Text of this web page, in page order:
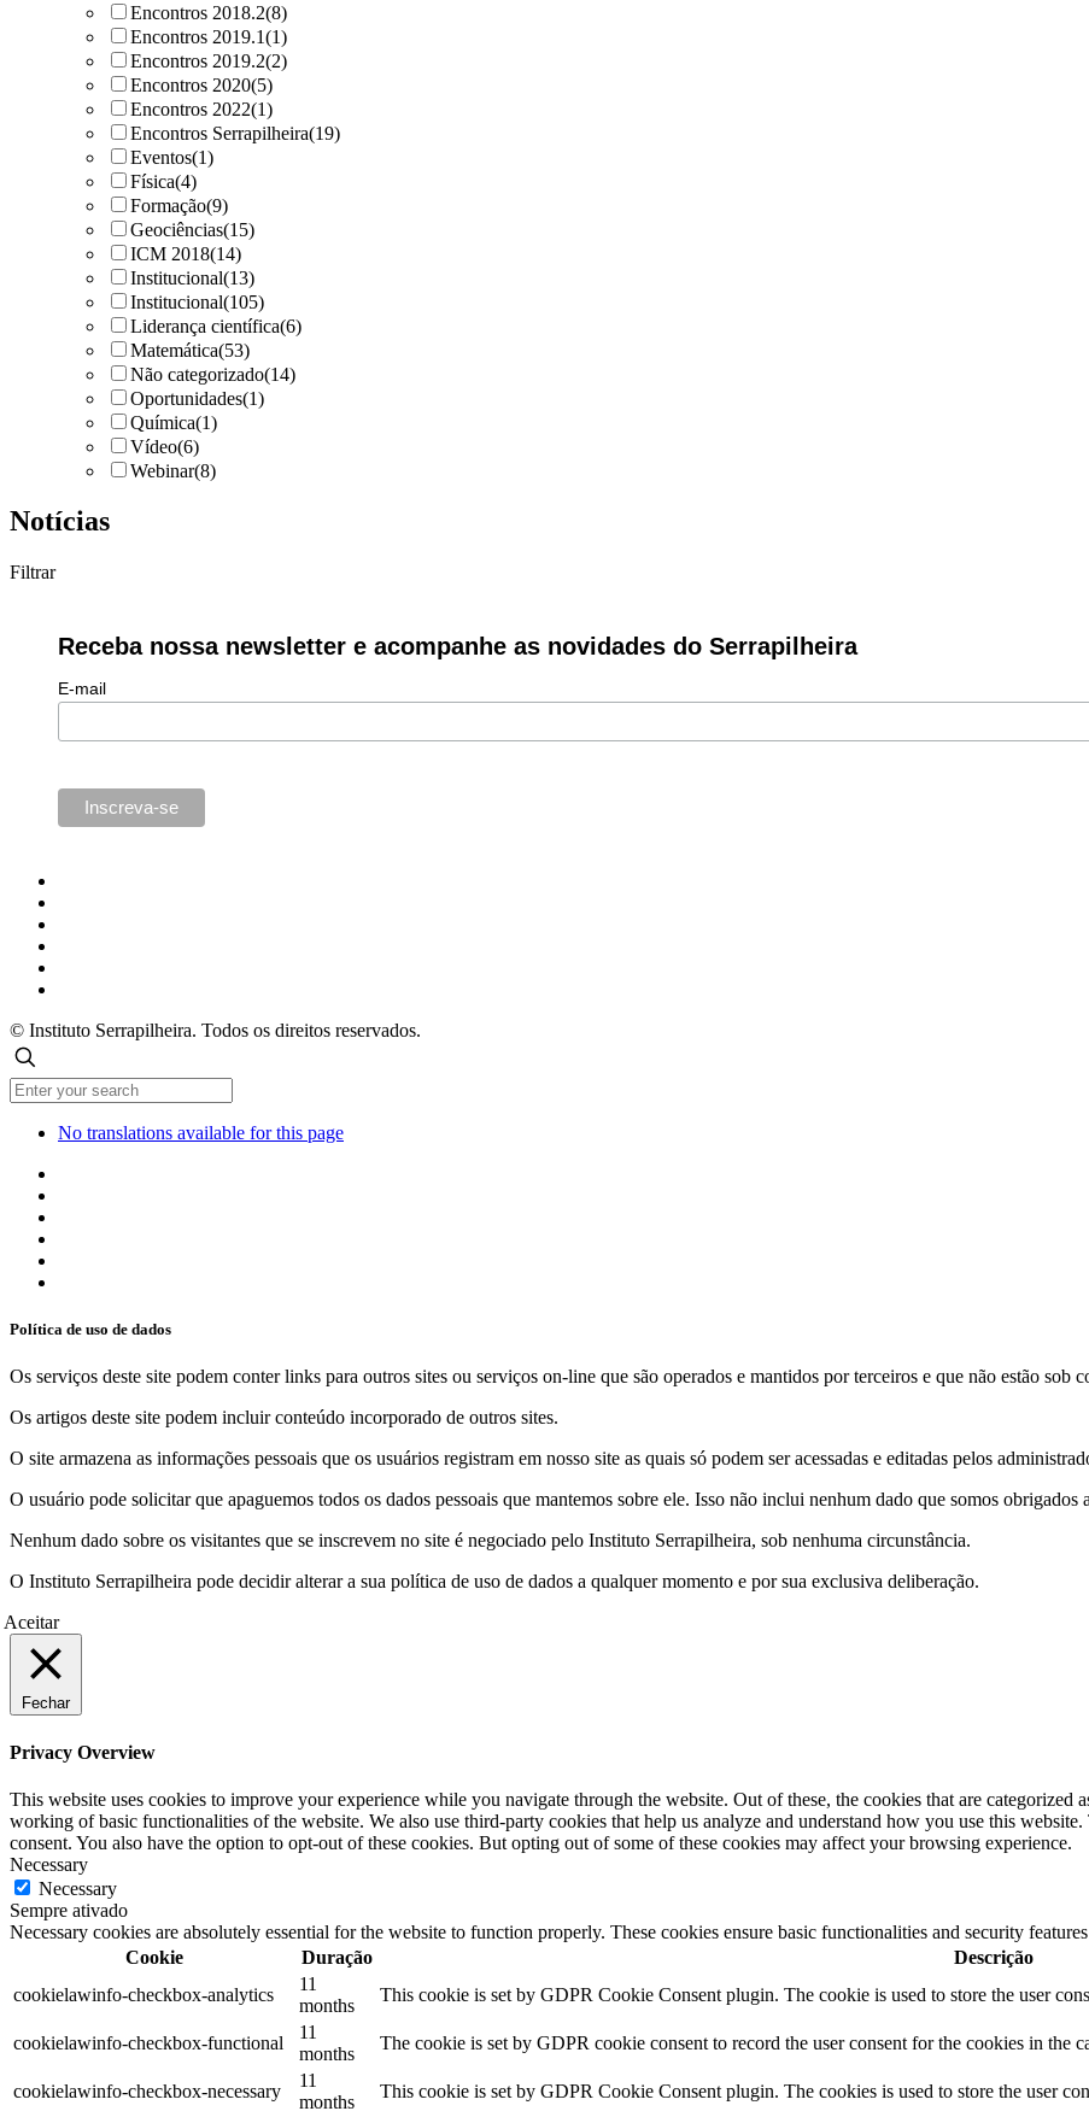
Encontros 2018.2(8)
Encontros 2019.1(1)
Encontros 2019.2(2)
Encontros 2020(5)
Encontros 2022(1)
Encontros Serrapilheira(19)
Eventos(1)
Física(4)
Formação(9)
Geociências(15)
ICM 2018(14)
Institucional(13)
Institucional(105)
Liderança científica(6)
Matemática(53)
Não categorizado(14)
Oportunidades(1)
Química(1)
Vídeo(6)
Webinar(8)
Notícias
Filtrar
Receba nossa newsletter e acompanhe as novidades do Serrapilheira
E-mail
© Instituto Serrapilheira. Todos os direitos reservados.
No translations available for this page
Política de uso de dados
Os serviços deste site podem conter links para outros sites ou serviços on-line que são operados e mantidos por terceiros e que não estão sob
Os artigos deste site podem incluir conteúdo incorporado de outros sites.
O site armazena as informações pessoais que os usuários registram em nosso site as quais só podem ser acessadas e editadas pelos
O usuário pode solicitar que apaguemos todos os dados pessoais que mantemos sobre ele. Isso não inclui nenhum dado que somos
Nenhum dado sobre os visitantes que se inscrevem no site é negociado pelo Instituto Serrapilheira, sob nenhuma circunstância.
O Instituto Serrapilheira pode decidir alterar a sua política de uso de dados a qualquer momento e por sua exclusiva deliberação.
Aceitar
Fechar
Privacy Overview
This website uses cookies to improve your experience while you navigate through the website. Out of these, the cookies that are categorized
working of basic functionalities of the website. We also use third-party cookies that help us analyze and understand how you use this
consent. You also have the option to opt-out of these cookies. But opting out of some of these cookies may affect your browsing experience.
Necessary
Necessary
Sempre ativado
Necessary cookies are absolutely essential for the website to function properly. These cookies ensure basic functionalities and security
Cookie
Duração
Descrição
cookielawinfo-checkbox-analytics
11
months
This cookie is set by GDPR Cookie Consent plugin. The cookie is used to store the user
cookielawinfo-checkbox-functional
11
months
The cookie is set by GDPR cookie consent to record the user consent for the cookies in the
cookielawinfo-checkbox-necessary
11
months
This cookie is set by GDPR Cookie Consent plugin. The cookies is used to store the user